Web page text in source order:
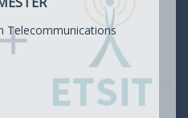
Telecommunications